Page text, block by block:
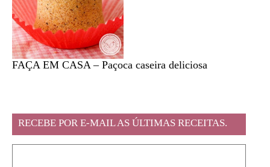
FAÇA EM CASA – Paçoca caseira deliciosa
RECEBE POR E-MAIL AS ÚLTIMAS RECEITAS.